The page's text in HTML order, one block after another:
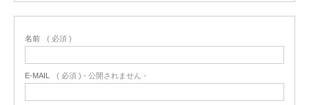
名前 ( 必須 )
E-MAIL ( 必須 ) - 公開されません -